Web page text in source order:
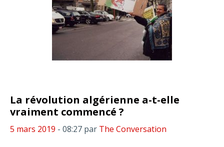
La révolution algérienne a-t-elle
vraiment commencé ?
5 mars 2019 - 08:27 par The Conversation